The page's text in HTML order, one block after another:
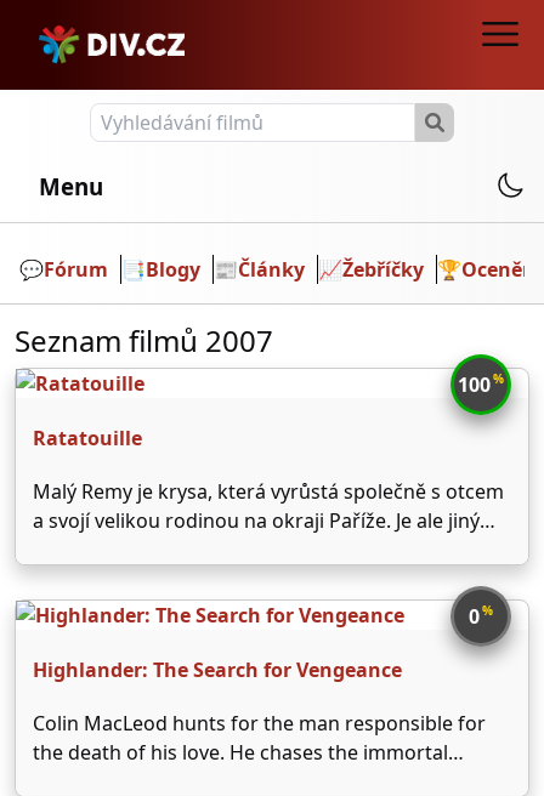
Menu
💬️Fórum 📑Blogy 📰Články 📈Žebříčky 🏆Ocenění
Seznam filmů 2007
100%
Ratatouille
Malý Remy je krysa, která vyrůstá společně s otcem
a svojí velikou rodinou na okraji Paříže. Je ale jiný
vytříbený vkus na jídlo – jako pravý gurmán. Touží
experimentovat s opravdu kvalitními …
0%
Highlander: The Search for Vengeance
Colin MacLeod hunts for the man responsible for
the death of his love. He chases the immortal